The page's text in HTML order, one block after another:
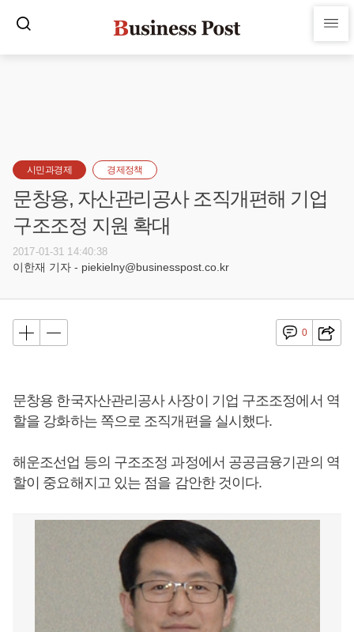
시민과경제 경제정책
문창용, 자산관리공사 조직개편해 기업
구조조정 지원 확대
2017-01-31 14:40:38
이한재 기자 - piekielny@businesspost.co.kr
0
문창용 한국자산관리공사 사장이 기업 구조조정에서 역
할을 강화하는 쪽으로 조직개편을 실시했다.
해운조선업 등의 구조조정 과정에서 공공금융기관의 역
할이 중요해지고 있는 점을 감안한 것이다.